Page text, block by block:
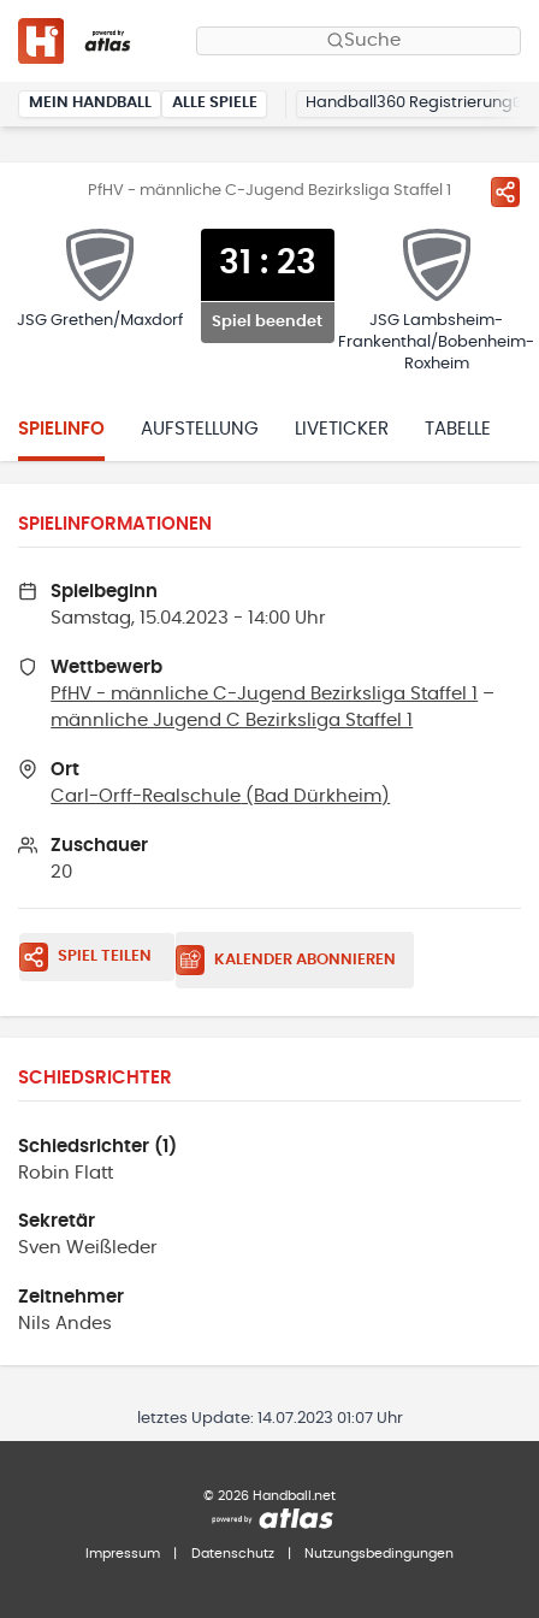
Suche
MEIN HANDBALL ALLE SPIELE Handball360 Registrierung
PfHV - männliche C-Jugend Bezirksliga Staffel 1
JSG Grethen/Maxdorf
31 : 23
Spiel beendet
JSG Lambsheim-
Frankenthal/Bobenheim-
Roxheim
SPIELINFO AUFSTELLUNG LIVETICKER TABELLE
SPIELINFORMATIONEN
Spielbeginn
Samstag, 15.04.2023 - 14:00 Uhr
Wettbewerb
PfHV - männliche C-Jugend Bezirksliga Staffel 1
–
männliche Jugend C Bezirksliga Staffel 1
Ort
Carl-Orff-Realschule ( Bad Dürkheim )
Zuschauer
20
SPIEL TEILEN KALENDER ABONNIEREN
SCHIEDSRICHTER
Schiedsrichter (1)
Robin Flatt
Sekretär
Sven Weißleder
Zeitnehmer
Nils Andes
letztes Update: 14.07.2023 01:07 Uhr
© 2026 Handball.net
Impressum Datenschutz Nutzungsbedingungen